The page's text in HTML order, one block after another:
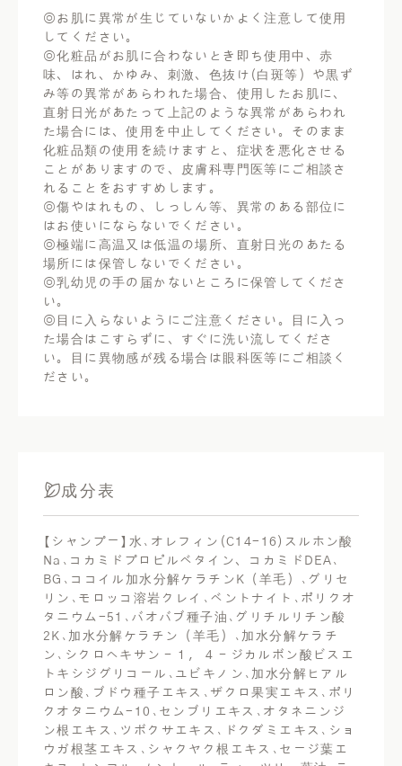
◎お肌に異常が生じていないかよく注意して使用
してください。
◎化粧品がお肌に合わないとき即ち使用中、赤
味、はれ、かゆみ、刺激、色抜け(白斑等）や黒ず
み等の異常があらわれた場合、使用したお肌に、
直射日光があたって上記のような異常があらわれ
た場合には、使用を中止してください。そのまま
化粧品類の使用を続けますと、症状を悪化させる
ことがありますので、皮膚科専門医等にご相談さ
れることをおすすめします。
◎傷やはれもの、しっしん等、異常のある部位に
はお使いにならないでください。
◎極端に高温又は低温の場所、直射日光のあたる
場所には保管しないでください。
◎乳幼児の手の届かないところに保管してくださ
い。
◎目に入らないようにご注意ください。目に入っ
た場合はこすらずに、すぐに洗い流してくださ
い。目に異物感が残る場合は眼科医等にご相談く
ださい。
成分表
【シャンプー】水､オレフィン(C14-16)スルホン酸
Na､コカミドプロピルベタイン、コカミドDEA､
BG､ココイル加水分解ケラチンK（羊毛）､グリセ
リン､モロッコ溶岩クレイ､ベントナイト､ポリクオ
タニウム-51､バオバブ種子油､グリチルリチン酸
2K､加水分解ケラチン（羊毛）､加水分解ケラチ
ン､シクロヘキサン－１，４－ジカルボン酸ビスエ
トキシジグリコール､ユビキノン､加水分解ヒアル
ロン酸､ブドウ種子エキス､ザクロ果実エキス､ポリ
クオタニウム-10､センブリエキス､オタネニンジ
ン根エキス､ツボクサエキス､ドクダミエキス､ショ
ウガ根茎エキス､シャクヤク根エキス､セージ葉エ